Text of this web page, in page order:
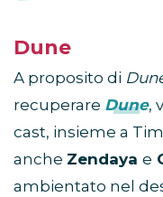
Dune
A proposito di
recuperare Dune,
cast, insieme a
anche Zendaya e
ambientato nel